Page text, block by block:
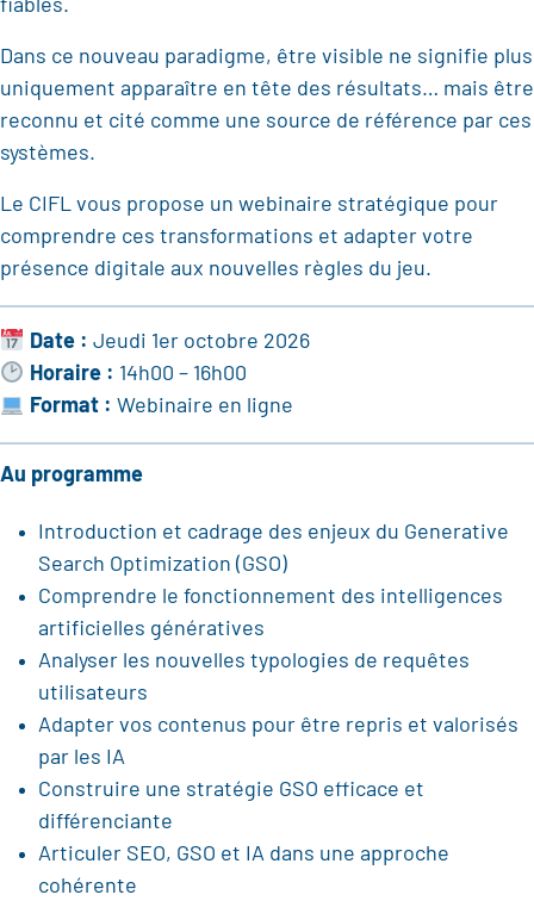
fiables.
Dans ce nouveau paradigme, être visible ne signifie plus
uniquement apparaître en tête des résultats… mais être
reconnu et cité comme une source de référence par ces
systèmes.
Le CIFL vous propose un webinaire stratégique pour
comprendre ces transformations et adapter votre
présence digitale aux nouvelles règles du jeu.
Date : Jeudi 1er octobre 2026
Horaire : 14h00 – 16h00
Format : Webinaire en ligne
Au programme
Introduction et cadrage des enjeux du Generative
Search Optimization (GSO)
Comprendre le fonctionnement des intelligences
artificielles génératives
Analyser les nouvelles typologies de requêtes
utilisateurs
Adapter vos contenus pour être repris et valorisés
par les IA
Construire une stratégie GSO efficace et
différenciante
Articuler SEO, GSO et IA dans une approche
cohérente